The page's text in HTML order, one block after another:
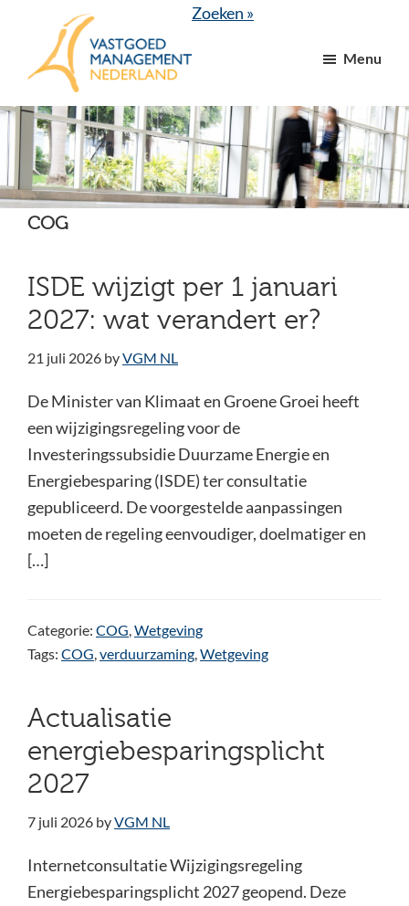
inhoud
VGM
NL
dé
branchevereniging
voor
vastgoed-
en
Zoeken »
Menu
COG
ISDE wijzigt per 1 januari
2027: wat verandert er?
21 juli 2026 byVGM NL
De Minister van Klimaat en Groene Groei heeft
een wijzigingsregeling voor de
Investeringssubsidie Duurzame Energie en
Energiebesparing (ISDE) ter consultatie
gepubliceerd. De voorgestelde aanpassingen
moeten de regeling eenvoudiger, doelmatiger en
[…]
Categorie: COG,Wetgeving
Tags: COG,verduurzaming,Wetgeving
Actualisatie
energiebesparingsplicht
2027
7 juli 2026 byVGM NL
Internetconsultatie Wijzigingsregeling
Energiebesparingsplicht 2027 geopend. Deze